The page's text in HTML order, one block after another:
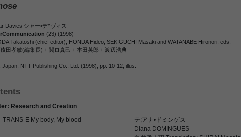
Davies シャー•デ^ヴィス
(23) (1998)
Takatoshi (chief editor), HONDA Hideo, SEKIGUCHI Masaki and WATANABE Hironori, eds.
田孝敏(編集長) + 関ロ真己 + 本田英郎 + 渡辺浩典
Japan: NTT Publishing Co., Ltd. (1998), pp. 10-12, illus.
Research and Creation
TRANS-E My body, My blood
テ;アナ•ドミンゲス
Diana DOMINGUES